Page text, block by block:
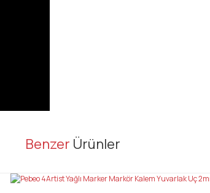
gördüğünüz noktaları öneri formunu kullanarak
Benzer Ürünler